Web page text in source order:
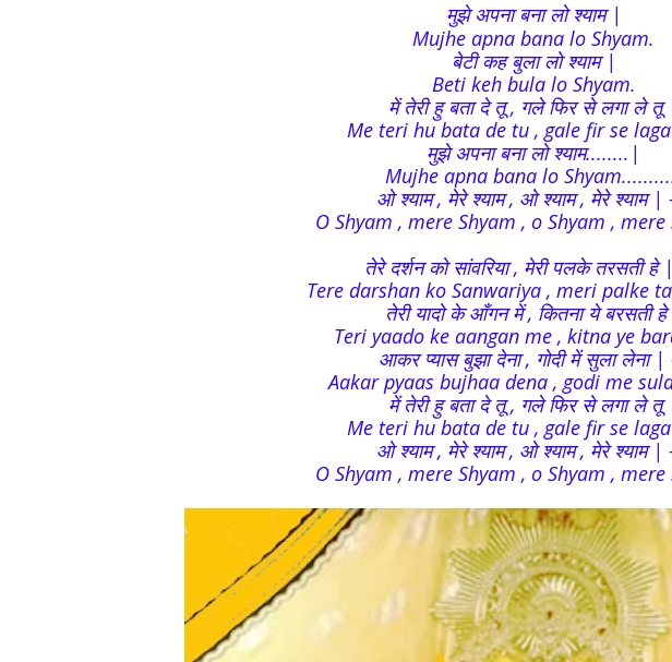
मुझे अपना बना लो श्याम |
Mujhe apna bana lo Shyam.
बेटी कह बुला लो श्याम |
Beti keh bula lo Shyam.
में तेरी हु बता दे तू , गले फिर से लगा ले तू
Me teri hu bata de tu , gale fir se
मुझे अपना बना लो श्याम........|
Mujhe apna bana lo
ओ श्याम , मेरे श्याम , ओ श्याम , मेरे श्याम |
O Shyam , mere Shyam , o Shyam ,
तेरे दर्शन को सांवरिया , मेरी पलके तरसती
Tere darshan ko Sanwariya , meri palke
तेरी यादो के आँगन में , कितना ये बरसती
Teri yaado ke aangan me , kitna ye
आकर प्यास बुझा देना , गोदी में सुला लेना
Aakar pyaas bujhaa dena , godi me
में तेरी हु बता दे तू , गले फिर से लगा ले तू
Me teri hu bata de tu , gale fir se
ओ श्याम , मेरे श्याम , ओ श्याम , मेरे श्याम |
O Shyam , mere Shyam , o Shyam ,